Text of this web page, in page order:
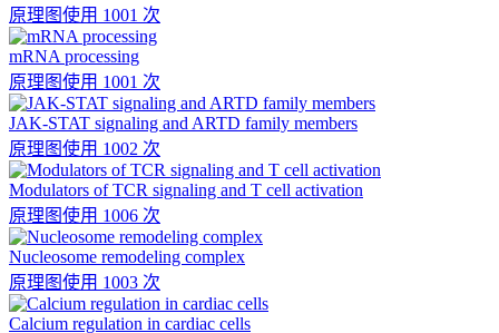
原理图使用 1001 次
mRNA processing
原理图使用 1001 次
JAK-STAT signaling and ARTD family members
原理图使用 1002 次
Modulators of TCR signaling and T cell activation
原理图使用 1006 次
Nucleosome remodeling complex
原理图使用 1003 次
Calcium regulation in cardiac cells